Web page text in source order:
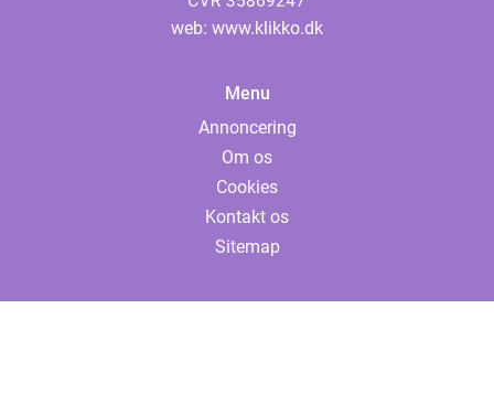
web: www.klikko.dk
Menu
Annoncering
Om os
Cookies
Kontakt os
Sitemap